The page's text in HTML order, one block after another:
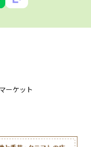
ーケット